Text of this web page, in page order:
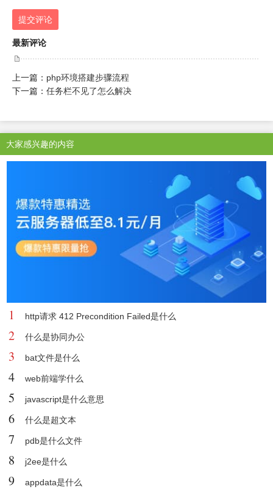
提交评论
最新评论
上一篇： php环境搭建步骤流程
下一篇： 任务栏不见了怎么解决
大家感兴趣的内容
1 http请求 412 Precondition Failed是什么
2 什么是协同办公
3 bat文件是什么
4 web前端学什么
5 javascript是什么意思
6 什么是超文本
7 pdb是什么文件
8 j2ee是什么
9 appdata是什么